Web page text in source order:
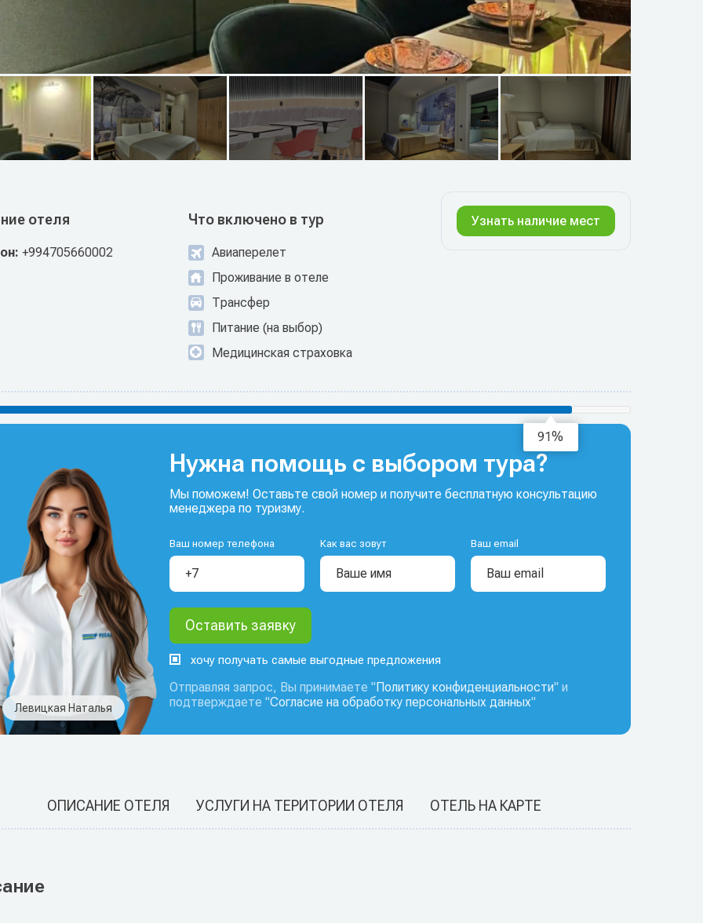
отеля
+994705660002
Что включено в тур
Авиаперелет
Проживание в отеле
Трансфер
Питание (на выбор)
Медицинская страховка
Узнать наличие мест
95%
Левицкая Наталья
Нужна помощь с выбором тура?
Мы поможем! Оставьте свой номер и получите бесплатную консультацию
менеджера по туризму.
Ваш номер телефона Как вас зовут Ваш email
хочу получать самые выгодные предложения
Отправляя запрос, Вы принимаете " Политику конфиденциальности" и
подтверждаете "Согласие на обработку персональных данных"
ОПИСАНИЕ ОТЕЛЯ УСЛУГИ НА ТЕРИТОРИИ ОТЕЛЯ ОТЕЛЬ НА КАРТЕ